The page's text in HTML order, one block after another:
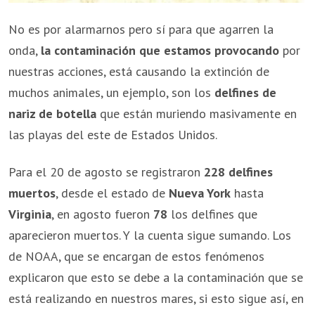
No es por alarmarnos pero sí para que agarren la
onda, la contaminación que estamos provocando por
nuestras acciones, está causando la extinción de
muchos animales, un ejemplo, son los delfines de
nariz de botella que están muriendo masivamente en
las playas del este de Estados Unidos.
Para el 20 de agosto se registraron 228 delfines
muertos, desde el estado de Nueva York hasta
Virginia, en agosto fueron 78 los delfines que
aparecieron muertos. Y la cuenta sigue sumando. Los
de NOAA, que se encargan de estos fenómenos
explicaron que esto se debe a la contaminación que se
está realizando en nuestros mares, si esto sigue así, en